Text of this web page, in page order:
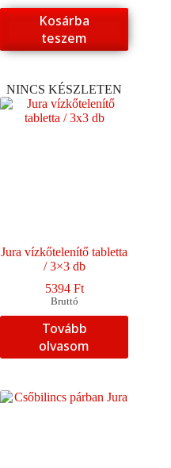
Kosárba
teszem
NINCS KÉSZLETEN
Jura vízkőtelenítő tabletta
/ 3×3 db
5394 Ft
Bruttó
Tovább
olvasom